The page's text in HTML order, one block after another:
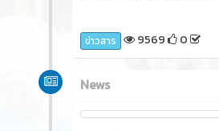
ข่าวสาร 9569 0
News